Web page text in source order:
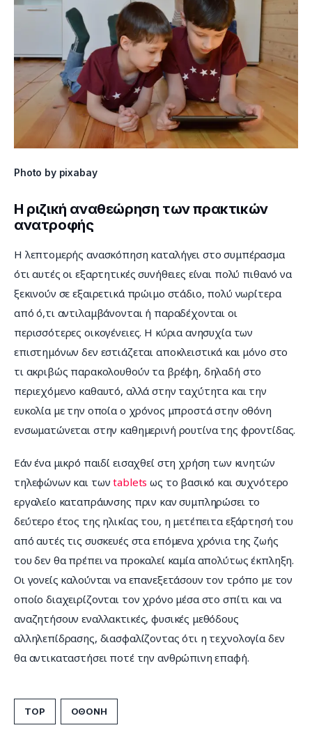
Photo by pixabay
Η ριζική αναθεώρηση των πρακτικών
ανατροφής
Η λεπτομερής ανασκόπηση καταλήγει στο συμπέρασμα
ότι αυτές οι εξαρτητικές συνήθειες είναι πολύ πιθανό να
ξεκινούν σε εξαιρετικά πρώιμο στάδιο, πολύ νωρίτερα
από ό,τι αντιλαμβάνονται ή παραδέχονται οι
περισσότερες οικογένειες. Η κύρια ανησυχία των
επιστημόνων δεν εστιάζεται αποκλειστικά και μόνο στο
τι ακριβώς παρακολουθούν τα βρέφη, δηλαδή στο
περιεχόμενο καθαυτό, αλλά στην ταχύτητα και την
ευκολία με την οποία ο χρόνος μπροστά στην οθόνη
ενσωματώνεται στην καθημερινή ρουτίνα της φροντίδας.
Εάν ένα μικρό παιδί εισαχθεί στη χρήση των κινητών
τηλεφώνων και των tablets ως το βασικό και συχνότερο
εργαλείο καταπράυνσης πριν καν συμπληρώσει το
δεύτερο έτος της ηλικίας του, η μετέπειτα εξάρτησή του
από αυτές τις συσκευές στα επόμενα χρόνια της ζωής
του δεν θα πρέπει να προκαλεί καμία απολύτως έκπληξη.
Οι γονείς καλούνται να επανεξετάσουν τον τρόπο με τον
οποίο διαχειρίζονται τον χρόνο μέσα στο σπίτι και να
αναζητήσουν εναλλακτικές, φυσικές μεθόδους
αλληλεπίδρασης, διασφαλίζοντας ότι η τεχνολογία δεν
θα αντικαταστήσει ποτέ την ανθρώπινη επαφή.
TOP ΟΘΟΝΗ